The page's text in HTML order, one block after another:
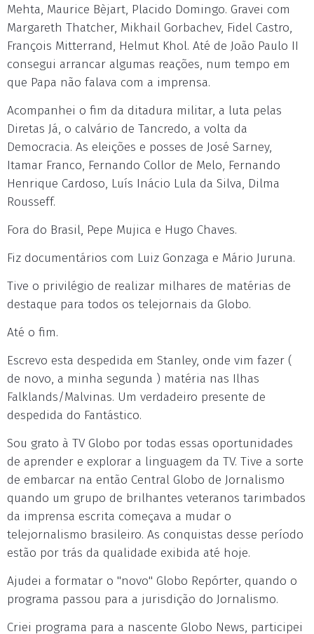
Mehta, Maurice Bèjart, Placido Domingo. Gravei com
Margareth Thatcher, Mikhail Gorbachev, Fidel Castro,
François Mitterrand, Helmut Khol. Até de João Paulo II
consegui arrancar algumas reações, num tempo em
que Papa não falava com a imprensa.
Acompanhei o fim da ditadura militar, a luta pelas
Diretas Já, o calvário de Tancredo, a volta da
Democracia. As eleições e posses de José Sarney,
Itamar Franco, Fernando Collor de Melo, Fernando
Henrique Cardoso, Luís Inácio Lula da Silva, Dilma
Rousseff.
Fora do Brasil, Pepe Mujica e Hugo Chaves.
Fiz documentários com Luiz Gonzaga e Mário Juruna.
Tive o privilégio de realizar milhares de matérias de
destaque para todos os telejornais da Globo.
Até o fim.
Escrevo esta despedida em Stanley, onde vim fazer (
de novo, a minha segunda ) matéria nas Ilhas
Falklands/Malvinas. Um verdadeiro presente de
despedida do Fantástico.
Sou grato à TV Globo por todas essas oportunidades
de aprender e explorar a linguagem da TV. Tive a sorte
de embarcar na então Central Globo de Jornalismo
quando um grupo de brilhantes veteranos tarimbados
da imprensa escrita começava a mudar o
telejornalismo brasileiro. As conquistas desse período
estão por trás da qualidade exibida até hoje.
Ajudei a formatar o "novo" Globo Repórter, quando o
programa passou para a jurisdição do Jornalismo.
Criei programa para a nascente Globo News, participei